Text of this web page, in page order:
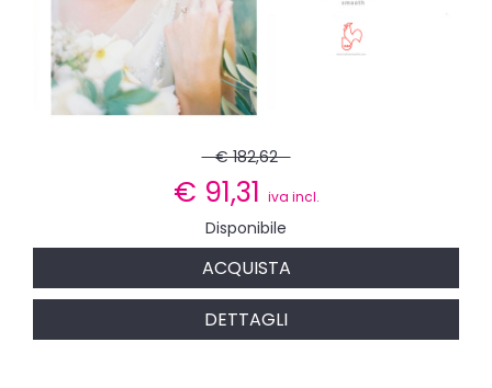
€ 182,62
€ 91,31 iva incl.
Disponibile
ACQUISTA
DETTAGLI